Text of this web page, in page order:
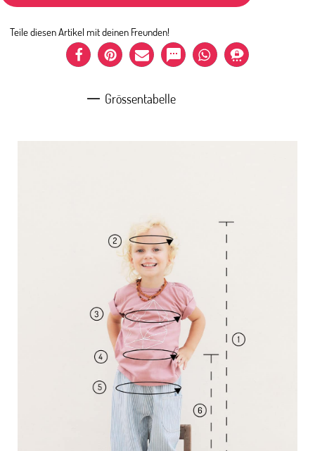
Teile diesen Artikel mit deinen Freunden!
Grössentabelle